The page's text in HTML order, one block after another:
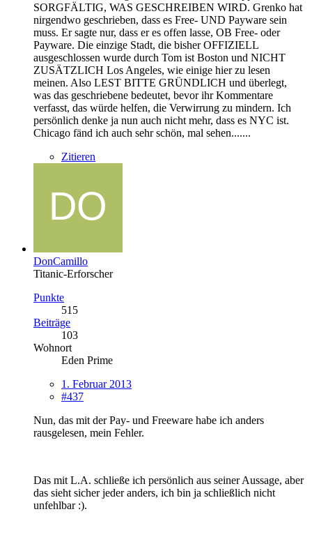
SORGFÄLTIG, WAS GESCHREIBEN WIRD. Grenko hat
nirgendwo geschrieben, dass es Free- UND Payware sein
muss. Er sagte nur, dass er es offen lasse, OB Free- oder
Payware. Die einzige Stadt, die bisher OFFIZIELL
ausgeschlossen wurde durch Tom ist Boston und NICHT
ZUSÄTZLICH Los Angeles, wie einige hier zu lesen
meinen. Also LEST BITTE GRÜNDLICH und überlegt,
was das geschriebene bedeutet, bevor ihr Kommentare
verfasst, das würde helfen, die Verwirrung zu mindern. Ich
persönlich denke ja nun auch nicht mehr, dass es NYC ist.
Chicago fänd ich auch sehr schön, mal sehen.......
Zitieren
DonCamillo
Titanic-Erforscher
Punkte
515
Beiträge
103
Wohnort
Eden Prime
1. Februar 2013
#437
Nun, das mit der Pay- und Freeware habe ich anders
rausgelesen, mein Fehler.
Das mit L.A. schließe ich persönlich aus seiner Aussage, aber
das sieht sicher jeder anders, ich bin ja schließlich nicht
unfehlbar :).